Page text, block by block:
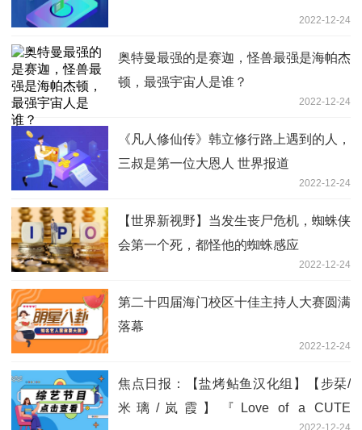
2022-12-24
奥特曼最强的是赛迦，怪兽最强是海帕杰
顿，最强宇宙人是谁？
2022-12-24
《凡人修仙传》韩立修行路上遇到的人，
三叔是第一位大恩人 世界报道
2022-12-24
【世界新视野】当发生丧尸危机，蜘蛛侠
会第一个死，都怪他的蜘蛛感应
2022-12-24
第二十四届海门校区十佳主持人大赛圆满
落幕
2022-12-24
焦点日报：【盐烤鲇鱼汉化组】【步栞/
米璃/岚霞】『Love of a CUTE
2022-12-24